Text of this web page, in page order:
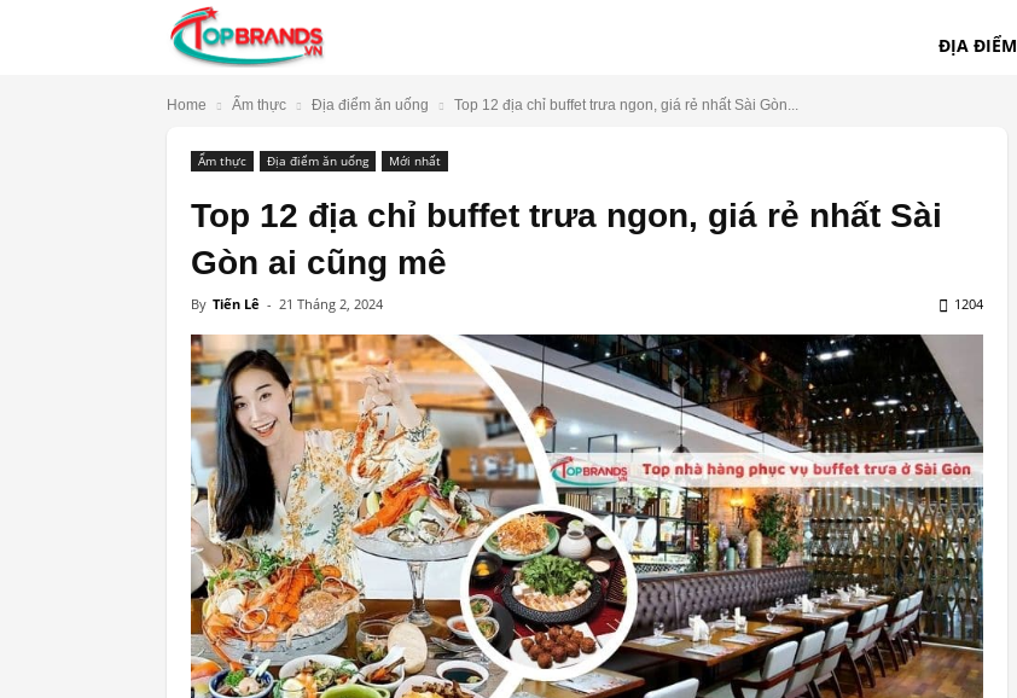
ĐỊA ĐIỂM
Home Ẩm thực Địa điểm ăn uống Top 12 địa chỉ buffet trưa ngon, giá rẻ nhất Sài Gòn...
Ẩm thực Địa điểm ăn uống Mới nhất
Top 12 địa chỉ buffet trưa ngon, giá rẻ nhất Sài
Gòn ai cũng mê
By Tiến Lê - 21 Tháng 2, 2024 1204